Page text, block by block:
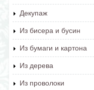
Декупаж
Из бисера и бусин
Из бумаги и картона
Из дерева
Из проволоки